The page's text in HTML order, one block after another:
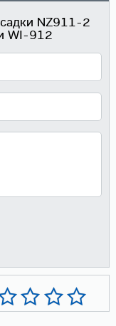
NZ911-2
WI-912